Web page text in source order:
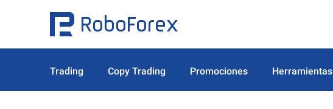
Trading Copy Trading Promociones Herramientas